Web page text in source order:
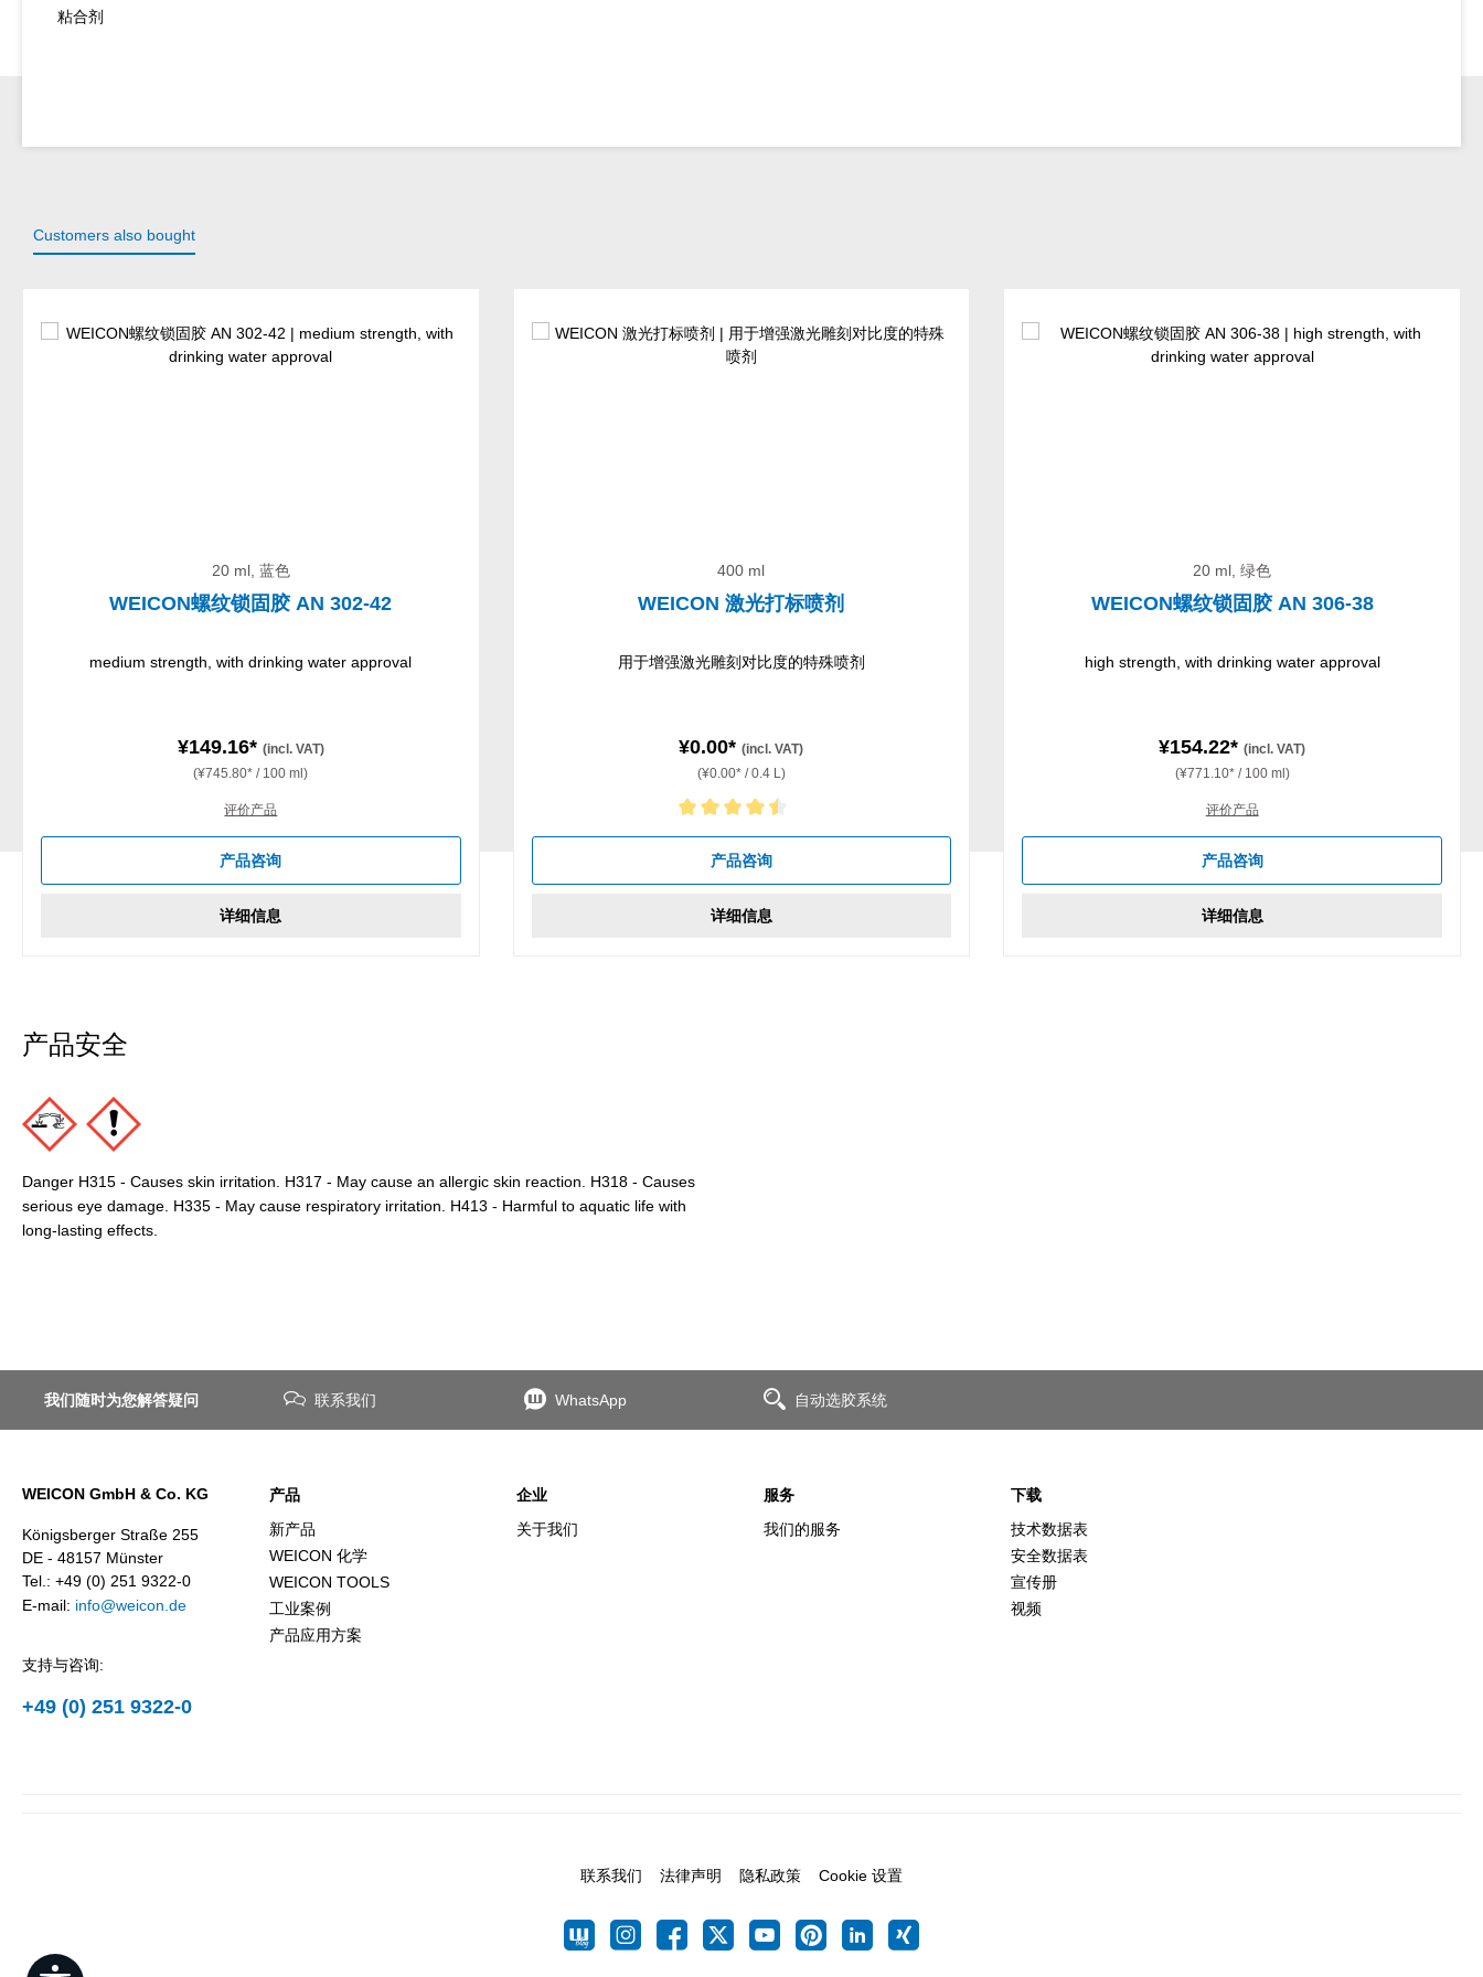
粘合剂
Customers also bought
20 ml, 蓝色
WEICON螺纹锁固胶 AN 302-42
medium strength, with drinking water approval
¥149.16* (incl. VAT)
(¥745.80* / 100 ml)
评价产品
产品咨询
详细信息
400 ml
WEICON 激光打标喷剂
用于增强激光雕刻对比度的特殊喷剂
¥0.00*(incl. VAT)
(¥0.00* / 0.4 L)
Average rating of 4.5 out of 5 stars
产品咨询
详细信息
20 ml, 绿色
WEICON螺纹锁固胶 AN 306-38
high strength, with drinking water approval
¥154.22*(incl. VAT)
(¥771.10* / 100 ml)
评价产品
产品咨询
详细信息
产品安全
Danger H315 - Causes skin irritation. H317 - May cause an allergic skin reaction. H318 - Causes
serious eye damage. H335 - May cause respiratory irritation. H413 - Harmful to aquatic life with
long-lasting effects.
我们随时为您解答疑问 联系我们 WhatsApp 自动选胶系统
WEICON GmbH & Co. KG
Königsberger Straße 255
DE - 48157 Münster
Tel.: +49 (0) 251 9322-0
E-mail: info@weicon.de
支持与咨询:
+49 (0) 251 9322-0
产品
新产品
WEICON 化学
WEICON TOOLS
工业案例
产品应用方案
企业
关于我们
服务
我们的服务
下载
技术数据表
安全数据表
宣传册
视频
联系我们 法律声明 隐私政策 Cookie 设置